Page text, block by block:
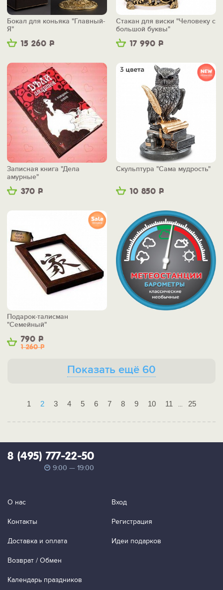
15 260 Р
Бокал для коньяка "Главный-
Я"
17 990 Р
Стакан для виски "Человеку с
большой буквы"
370 Р
Записная книга "Дела
амурные"
10 850 Р
Скульптура "Сама мудрость"
790 Р
1 260Р
Подарок-талисман
"Семейный"
Показать ещё 60
1 2 3 4 5 6 7 8 9 10 11 ... 25
8 (495) 777-22-50
9:00 — 19:00
О нас
Контакты
Доставка и оплата
Возврат / Обмен
Календарь праздников
Вход
Регистрация
Идеи подарков